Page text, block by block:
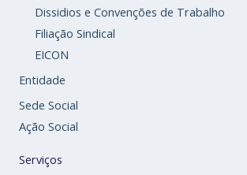
Dissidios e Convenções de Trabalho
Filiação Sindical
EICON
Entidade
Sede Social
Ação Social
Serviços